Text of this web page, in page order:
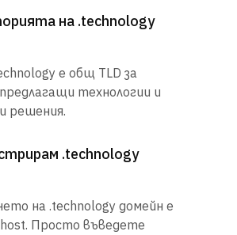
на .technology
е общ TLD за
технологии и
решения.
.technology
на .technology домейн е
Просто въведете